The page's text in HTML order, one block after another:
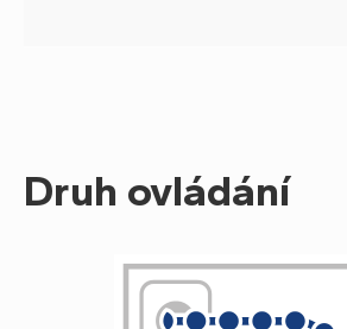
Druh ovládání